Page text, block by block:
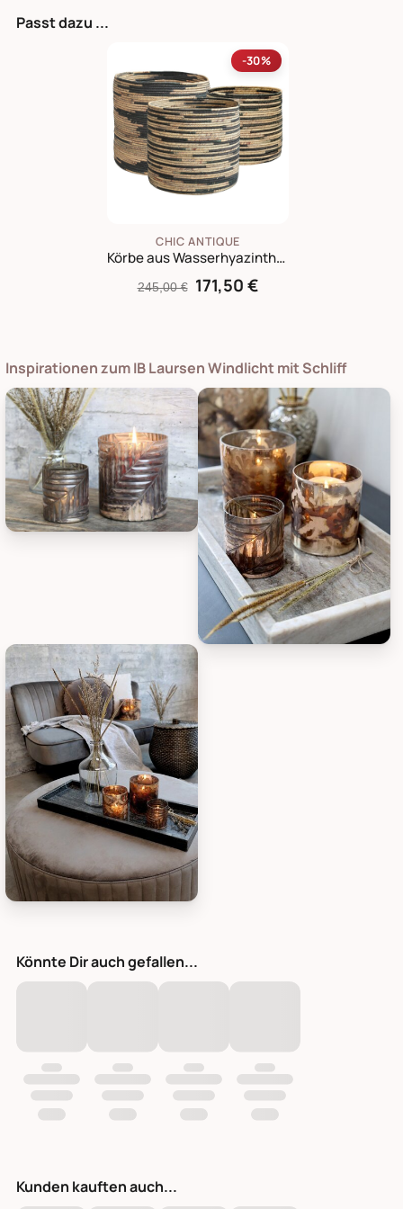
Passt dazu ...
-30%
CHIC ANTIQUE
Körbe aus Wasserhyazinthe 3er Set
245,00 € 171,50 €
Inspirationen zum IB Laursen Windlicht mit Schliff
Chic Antique Windlicht mit Schliff, Bild 1
Könnte Dir auch gefallen...
Kunden kauften auch...